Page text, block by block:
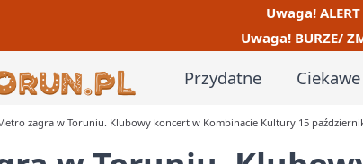
Uwaga!
Uwaga! BURZE/
Przydatne Ciekawe
zagra w Toruniu. Klubowy koncert w Kombinacie Kultury 15